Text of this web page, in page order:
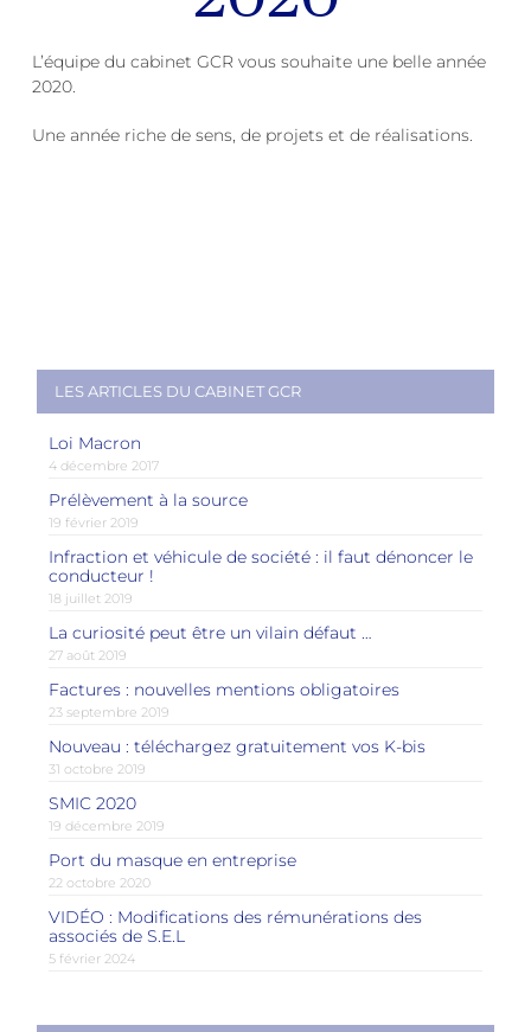
L’équipe du cabinet GCR vous souhaite une belle année
2020.
Une année riche de sens, de projets et de réalisations.
LES ARTICLES DU CABINET GCR
Loi Macron
4 décembre 2017
Prélèvement à la source
19 février 2019
Infraction et véhicule de société : il faut dénoncer le
conducteur !
18 juillet 2019
La curiosité peut être un vilain défaut …
27 août 2019
Factures : nouvelles mentions obligatoires
23 septembre 2019
Nouveau : téléchargez gratuitement vos K-bis
31 octobre 2019
SMIC 2020
19 décembre 2019
Port du masque en entreprise
22 octobre 2020
VIDÉO : Modifications des rémunérations des
associés de S.E.L
5 février 2024